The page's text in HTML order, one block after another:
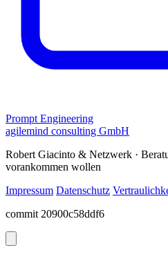
Prompt Engineering
agilemind consulting GmbH
Robert Giacinto & Netzwerk ·
vorankommen wollen
Impressum Datenschutz
commit 20900c58ddf6